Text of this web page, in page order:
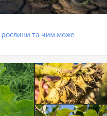
рослини та чим може